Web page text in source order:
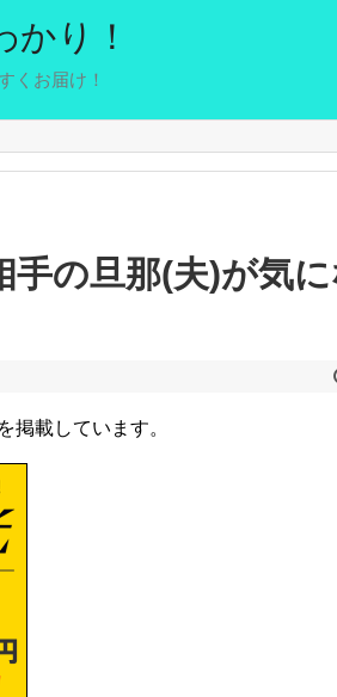
かり！
くお届け！
手の旦那(夫)が気
掲載しています。